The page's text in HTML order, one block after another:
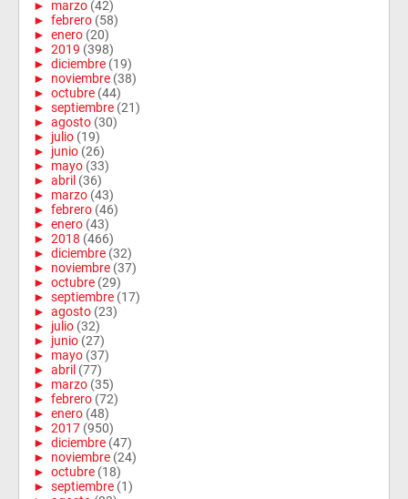
► marzo (42)
► febrero (58)
► enero (20)
► 2019 (398)
► diciembre (19)
► noviembre (38)
► octubre (44)
► septiembre (21)
► agosto (30)
► julio (19)
► junio (26)
► mayo (33)
► abril (36)
► marzo (43)
► febrero (46)
► enero (43)
► 2018 (466)
► diciembre (32)
► noviembre (37)
► octubre (29)
► septiembre (17)
► agosto (23)
► julio (32)
► junio (27)
► mayo (37)
► abril (77)
► marzo (35)
► febrero (72)
► enero (48)
► 2017 (950)
► diciembre (47)
► noviembre (24)
► octubre (18)
► septiembre (1)